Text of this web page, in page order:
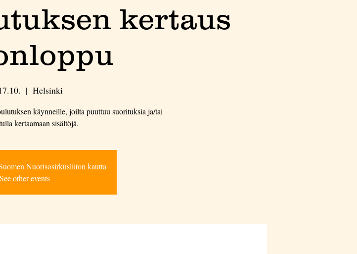
kertaus
  |
Helsinki
käynneille, joilta puuttuu suorituksia ja/tai
kertaamaan sisältöjä.
Nuorisosirkusliiton kautta
See other events